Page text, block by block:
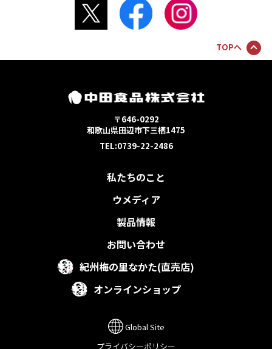
TOPへ
〒646-0292
和歌山県田辺市下三栖1475
TEL:0739-22-2486
私たちのこと
ウメディア
製品情報
お問い合わせ
紀州梅の里なかた(直売店)
オンラインショップ
Global Site
プライバシーポリシー